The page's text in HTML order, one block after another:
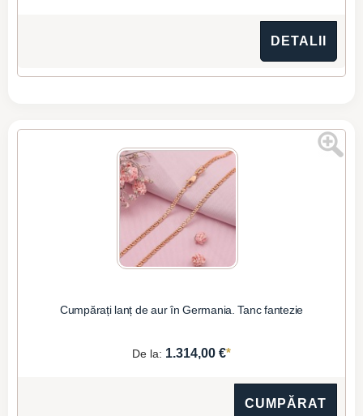
DETALII
Cumpărați lanț de aur în Germania. Tanc fantezie
De la: 1.314,00 €*
CUMPĂRAT